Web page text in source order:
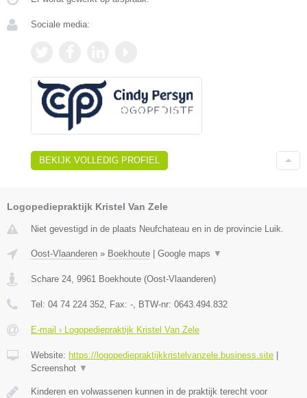
Sociale media:
BEKIJK VOLLEDIG PROFIEL
Logopediepraktijk Kristel Van Zele
Niet gevestigd in de plaats Neufchateau en in de provincie Luik.
Oost-Vlaanderen » Boekhoute Google maps ▼
Schare 24, 9961 Boekhoute (Oost-Vlaanderen)
Tel: 04 74 224 352, Fax: -, BTW-nr: 0643.494.832
E-mail › Logopediepraktijk Kristel Van Zele
Website: https://logopediepraktijkkristelvanzele.business.site
Screenshot ▼
Kinderen en volwassenen kunnen in de praktijk terecht voor